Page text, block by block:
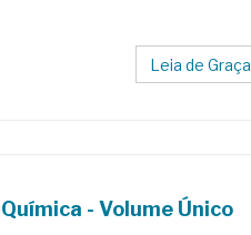
Leia de Graça
Química - Volume Único